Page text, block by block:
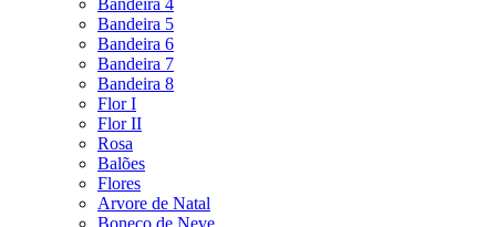
Bandeira 4
Bandeira 5
Bandeira 6
Bandeira 7
Bandeira 8
Flor I
Flor II
Rosa
Balões
Flores
Arvore de Natal